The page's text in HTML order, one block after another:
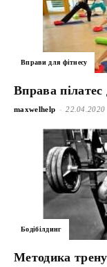
Вправи для фітнесу
Вправа
maxwelhelp - 22.04.2020
Бодібілдинг
Методика